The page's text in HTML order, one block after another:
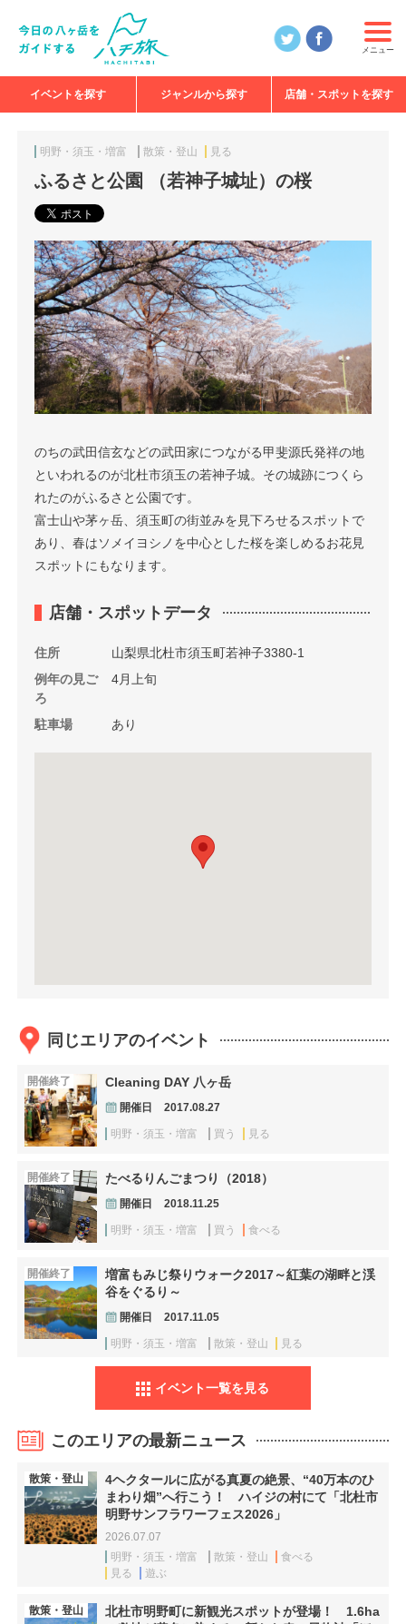
メニュー
イベントを探す ジャンルから探す 店舗・スポットを探す
明野・須玉・増富 散策・登山 見る
ふるさと公園 （若神子城址）の桜
のちの武田信玄などの武田家につながる甲斐源氏発祥の地
といわれるのが北杜市須玉の若神子城。その城跡につくら
れたのがふるさと公園です。
富士山や茅ヶ岳、須玉町の街並みを見下ろせるスポットで
あり、春はソメイヨシノを中心とした桜を楽しめるお花見
スポットにもなります。
店舗・スポットデータ
住所
山梨県北杜市須玉町若神子3380-1
例年の見ご
ろ
4月上旬
駐車場 あり
同じエリアのイベント
開催終了 Cleaning DAY 八ヶ岳
開催日 2017.08.27
明野・須玉・増富 買う 見る
開催終了 たべるりんごまつり（2018）
開催日 2018.11.25
明野・須玉・増富 買う 食べる
開催終了
増富もみじ祭りウォーク2017～紅葉の湖畔と渓
谷をぐるり～
開催日 2017.11.05
明野・須玉・増富 散策・登山 見る
イベント一覧を見る
このエリアの最新ニュース
散策・登山
4ヘクタールに広がる真夏の絶景、“40万本のひ
まわり畑”へ行こう！ ハイジの村にて「北杜市
明野サンフラワーフェス2026」
2026.07.07
明野・須玉・増富
散策・登山
食べる
見る
遊ぶ
散策・登山
北杜市明野町に新観光スポットが登場！ 1.6ha